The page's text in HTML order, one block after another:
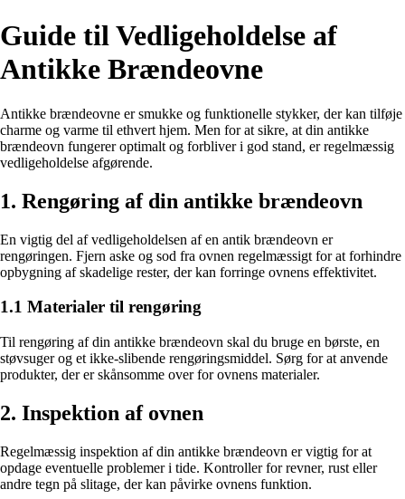
Guide til Vedligeholdelse af
Antikke Brændeovne
Antikke brændeovne er smukke og funktionelle stykker, der kan tilføje
charme og varme til ethvert hjem. Men for at sikre, at din antikke
brændeovn fungerer optimalt og forbliver i god stand, er regelmæssig
vedligeholdelse afgørende.
1. Rengøring af din antikke brændeovn
En vigtig del af vedligeholdelsen af en antik brændeovn er
rengøringen. Fjern aske og sod fra ovnen regelmæssigt for at forhindre
opbygning af skadelige rester, der kan forringe ovnens effektivitet.
1.1 Materialer til rengøring
Til rengøring af din antikke brændeovn skal du bruge en børste, en
støvsuger og et ikke-slibende rengøringsmiddel. Sørg for at anvende
produkter, der er skånsomme over for ovnens materialer.
2. Inspektion af ovnen
Regelmæssig inspektion af din antikke brændeovn er vigtig for at
opdage eventuelle problemer i tide. Kontroller for revner, rust eller
andre tegn på slitage, der kan påvirke ovnens funktion.